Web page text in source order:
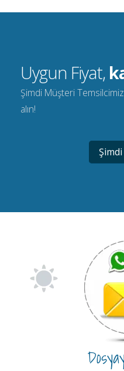
Uygun Fiyat,
Şimdi Müşteri
alın!
Şimdi